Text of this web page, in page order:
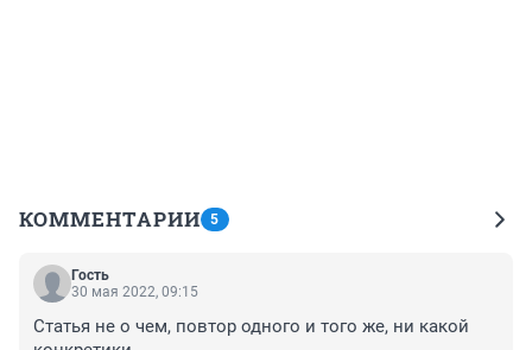
КОММЕНТАРИИ 5
Гость
30 мая 2022, 09:15
Статья не о чем, повтор одного и того же, ни какой